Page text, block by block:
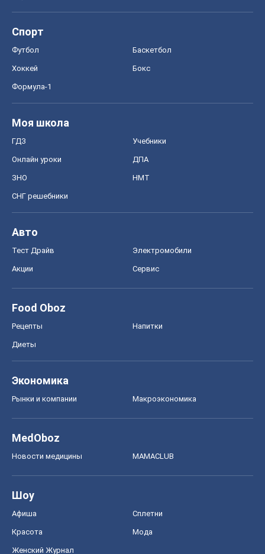
Спорт
Футбол Баскетбол
Хоккей Бокс
Формула-1
Моя школа
ГДЗ Учебники
Онлайн уроки ДПА
ЗНО НМТ
СНГ решебники
Авто
Тест Драйв Электромобили
Акции Сервис
Food Oboz
Рецепты Напитки
Диеты
Экономика
Рынки и компании Mакроэкономика
MedOboz
Новости медицины MAMACLUB
Шоу
Афиша Сплетни
Красота Мода
Женский Журнал